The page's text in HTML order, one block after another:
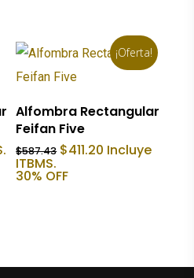
¡Oferta!
Añadir Al Carrito
Alfombra Rectangular
Feifan Five
$587.43 El
original
$411.20 El
precio
Incluye
ITBMS.
30% OFF